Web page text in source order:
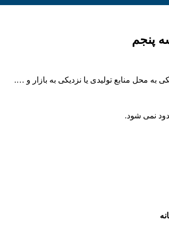
پنجم
به محل منابع تولیدی یا نزدیکی به بازار و ….
نمی شود.